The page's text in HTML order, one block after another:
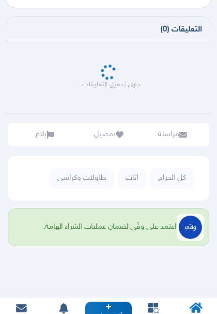
التعليقات (
0
)
جاري تحميل التعليقات...
مراسلة تفضيل بلاغ
كل الحراج اثاث طاولات وكراسي
اعتمد على وفّي لضمان عمليات الشراء الهامة.